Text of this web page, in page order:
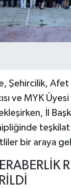
Şehircilik, Afet
ve MYK
İl
bir araya